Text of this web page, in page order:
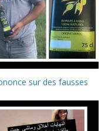
sur des fausses